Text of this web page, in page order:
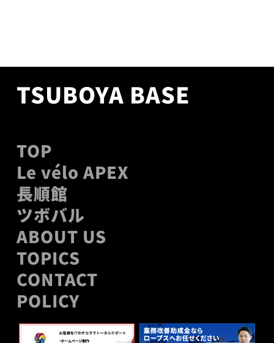
TSUBOYA BASE
TOP
Le vélo APEX
長順館
ツボバル
ABOUT US
TOPICS
CONTACT
POLICY